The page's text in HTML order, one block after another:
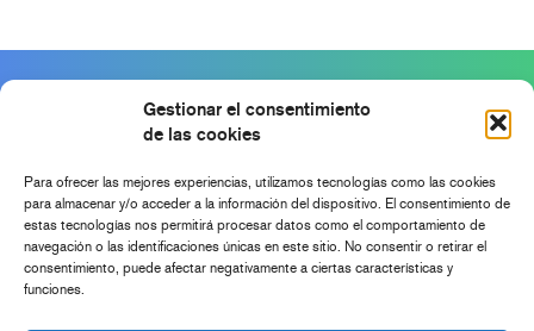
Gestionar el consentimiento
de las cookies
Para ofrecer las mejores experiencias, utilizamos tecnologías como las cookies
para almacenar y/o acceder a la información del dispositivo. El consentimiento de
estas tecnologías nos permitirá procesar datos como el comportamiento de
navegación o las identificaciones únicas en este sitio. No consentir o retirar el
consentimiento, puede afectar negativamente a ciertas características y
funciones.